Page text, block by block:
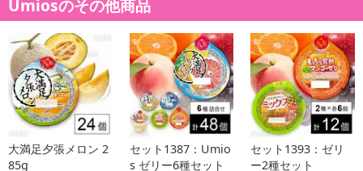
Umiosのその他商品
大満足夕張メロン 2
85g
セット1387：Umio
s ゼリー6種セット
セット1393：ゼリ
ー2種セット